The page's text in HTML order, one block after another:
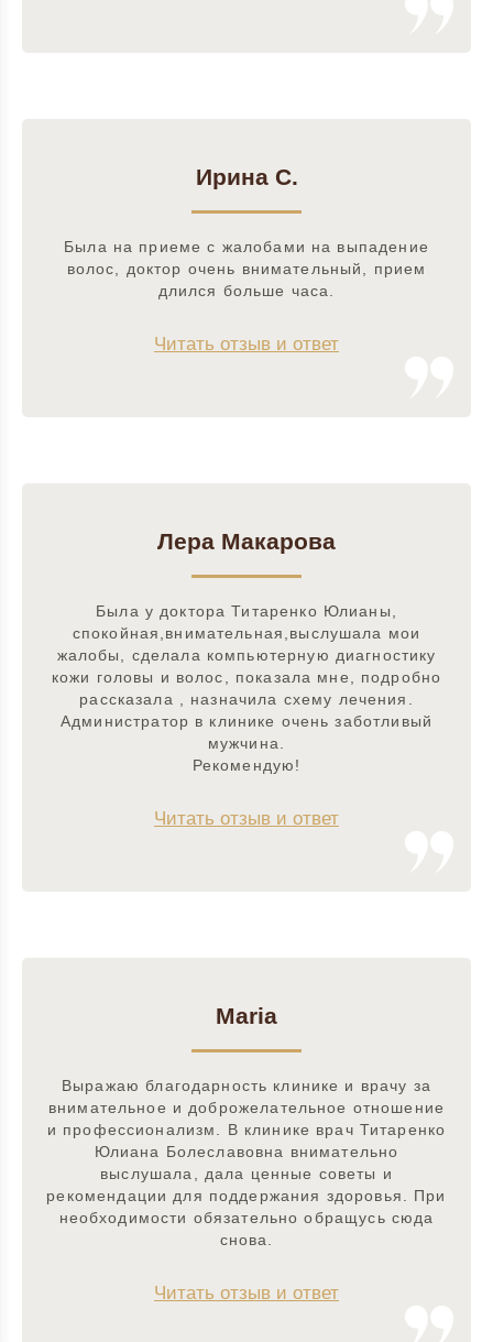
Ирина С.
Была на приеме с жалобами на выпадение
волос, доктор очень внимательный, прием
длился больше часа.
Читать отзыв и ответ
Лера Макарова
Была у доктора Титаренко Юлианы,
спокойная,внимательная,выслушала мои
жалобы, сделала компьютерную диагностику
кожи головы и волос, показала мне, подробно
рассказала , назначила схему лечения.
Администратор в клинике очень заботливый
мужчина.
Рекомендую!
Читать отзыв и ответ
Maria
Выражаю благодарность клинике и врачу за
внимательное и доброжелательное отношение
и профессионализм. В клинике врач Титаренко
Юлиана Болеславовна внимательно
выслушала, дала ценные советы и
рекомендации для поддержания здоровья. При
необходимости обязательно обращусь сюда
снова.
Читать отзыв и ответ